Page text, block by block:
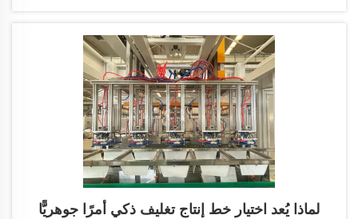
لماذا يُعد اختيار خط إنتاج تغليف ذكي أمرًا جوهريًّا